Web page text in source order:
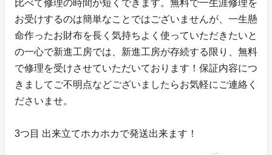
比べて修理の時間が短くできます。無料で一生涯修理を
お受けするのは簡単なことではございませんが、一生懸
命作ったお財布を長く気持ちよく使っていただきたいと
の一心で新進工房では、新進工房が存続する限り、無料
で修理を受けさせていただいております！保証内容につ
きましてご不明点などございましたらお気軽にご連絡く
ださいませ。
3つ目 出来立てホカホカで発送出来ます！